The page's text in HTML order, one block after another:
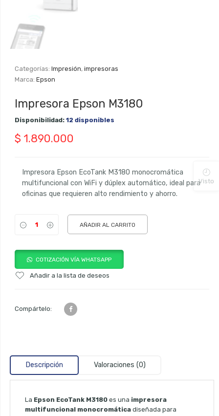
Categorías:Impresión,impresoras
Marca:Epson
Impresora Epson M3180
Disponibilidad: 12 disponibles
$ 1.890.000
Impresora Epson EcoTank M3180 monocromática
multifuncional con WiFi y dúplex automático, ideal para
oficinas que requieren alto rendimiento y ahorro.
AÑADIR AL CARRITO
COTIZACIÓN VÍA WHATSAPP
Añadir a la lista de deseos
Compártelo:
Descripción Valoraciones (0)
La Epson EcoTank M3180 es una impresora
multifuncional monocromática diseñada para
Visto